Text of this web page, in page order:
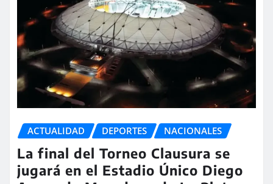
ACTUALIDAD DEPORTES NACIONALES
La final del Torneo Clausura se
jugará en el Estadio Único Diego